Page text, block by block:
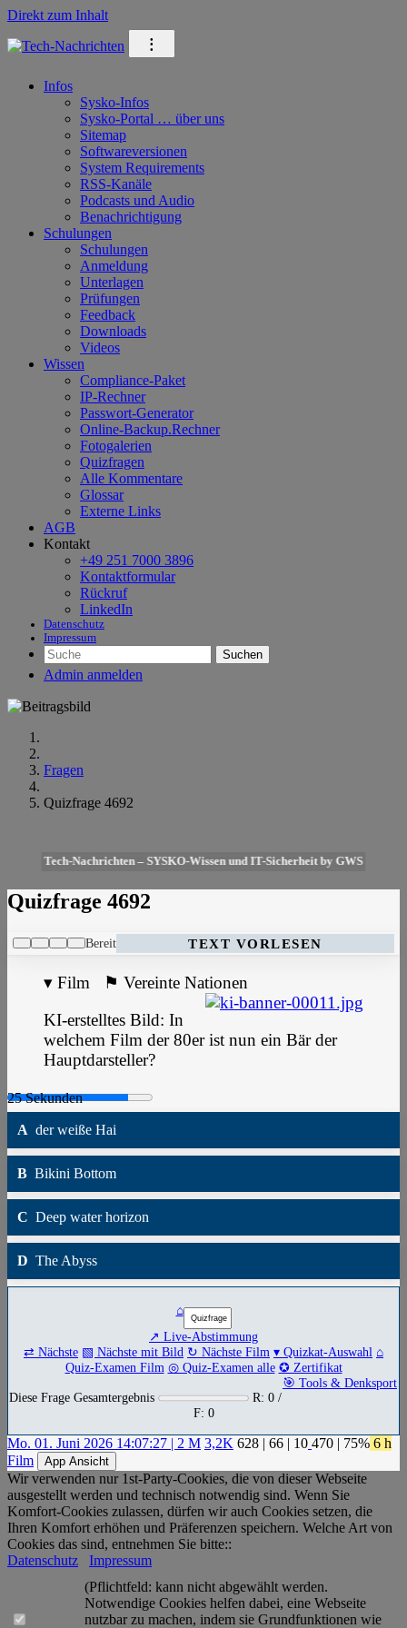
Direkt zum Inhalt
⁝
Infos
Sysko-Infos
Sysko-Portal … über uns
Sitemap
Softwareversionen
System Requirements
RSS-Kanäle
Podcasts und Audio
Benachrichtigung
Schulungen
Schulungen
Anmeldung
Unterlagen
Prüfungen
Feedback
Downloads
Videos
Wissen
Compliance-Paket
IP-Rechner
Passwort-Generator
Online-Backup.Rechner
Fotogalerien
Quizfragen
Alle Kommentare
Glossar
Externe Links
AGB
Kontakt
+49 251 7000 3896
Kontaktformular
Rückruf
LinkedIn
Datenschutz
Impressum
Suchen
Admin anmelden
Fragen
Quizfrage 4692
Tech-Nachrichten – SYSKO-Wissen und IT-Sicherheit by GWS
Quizfrage 4692
Bereit TEXT VORLESEN
▾ Film ⚑ Vereinte Nationen
KI-erstelltes Bild: In
welchem Film der 80er ist nun ein Bär der
Hauptdarsteller?
A der weiße Hai
B Bikini Bottom
C Deep water horizon
D The Abyss
⌂
↗ Live-Abstimmung
⇄ Nächste ▧ Nächste mit Bild ↻ Nächste Film ▾ Quizkat-Auswahl ⌂
Quiz-Examen Film ◎ Quiz-Examen alle ✪ Zertifikat
🎯 Tools & Denksport
Diese Frage Gesamtergebnis
R: 0 /
F: 0
Mo. 01. Juni 2026 14:07:27 | 2 M 3,2K 628 | 66 | 10 470 | 75% 6 h
Film
App Ansicht
Wir verwenden nur 1st-Party-Cookies, die von dieser Webseite
ausgestellt werden und technisch notwendig sind. Wenn Sie
Komfort-Cookies zulassen, dürfen wir auch Cookies setzen, die
Ihren Komfort erhöhen und Präferenzen speichern. Welche Art von
Cookies das sind, entnehmen Sie bitte::
Datenschutz
Impressum
(Pflichtfeld: kann nicht abgewählt werden.
Notwendige Cookies helfen dabei, eine Webseite
nutzbar zu machen, indem sie Grundfunktionen wie